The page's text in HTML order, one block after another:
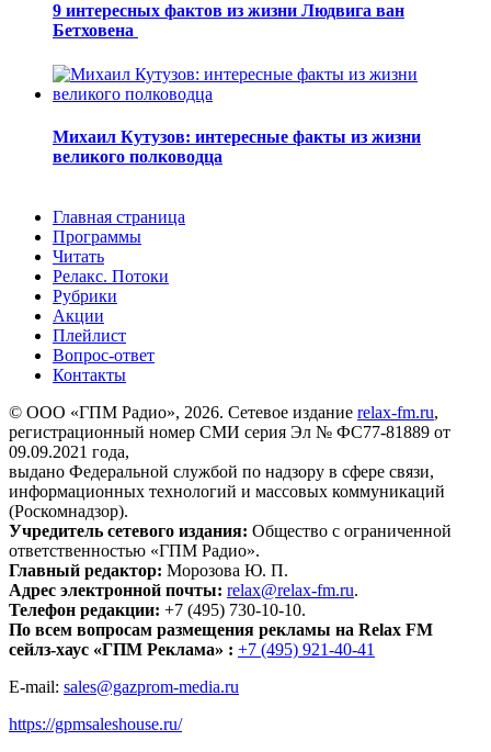
9 интересных фактов из жизни Людвига ван
Бетховена
Михаил Кутузов: интересные факты из жизни
великого полководца
Главная страница
Программы
Читать
Релакс. Потоки
Рубрики
Акции
Плейлист
Вопрос-ответ
Контакты
© ООО «ГПМ Радио», 2026. Сетевое издание relax-fm.ru,
регистрационный номер СМИ серия Эл № ФС77-81889 от
09.09.2021 года,
выдано Федеральной службой по надзору в сфере связи,
информационных технологий и массовых коммуникаций
(Роскомнадзор).
Учредитель сетевого издания: Общество с ограниченной
ответственностью «ГПМ Радио».
Главный редактор: Морозова Ю. П.
Адрес электронной почты: relax@relax-fm.ru.
Телефон редакции: +7 (495) 730-10-10.
По всем вопросам размещения рекламы на Relax FM
сейлз-хаус «ГПМ Реклама» : +7 (495) 921-40-41
E-mail: sales@gazprom-media.ru
https://gpmsaleshouse.ru/